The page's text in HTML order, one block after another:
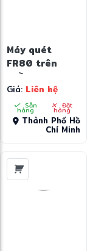
Máy quét
FR80 trên
quầy
Giá: Liên hệ
Sẵn
hàng Đặt
hàng
Thành Phố Hồ
Chí Minh